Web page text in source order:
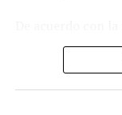
Marjury Ortiz
institución
estrategias